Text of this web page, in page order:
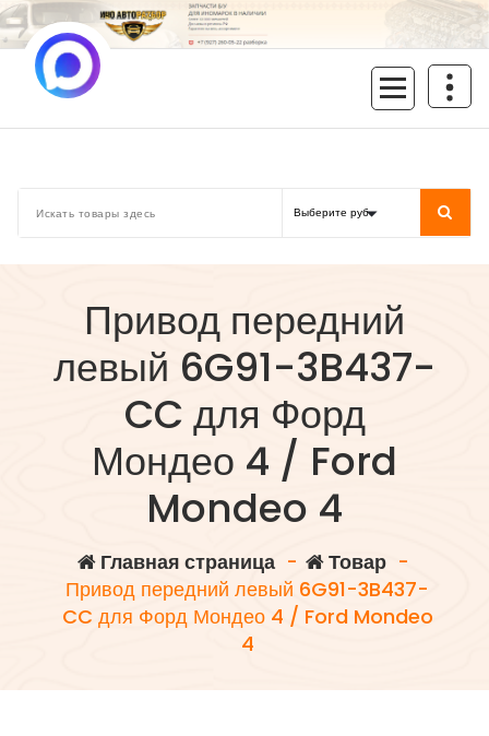
Перейти
к
содержимому
Привод передний
левый 6G91-3B437-
CC для Форд
Мондео 4 / Ford
Mondeo 4
Главная страница- Товар-
Привод передний левый 6G91-3B437-
CC для Форд Мондео 4 / Ford Mondeo
4